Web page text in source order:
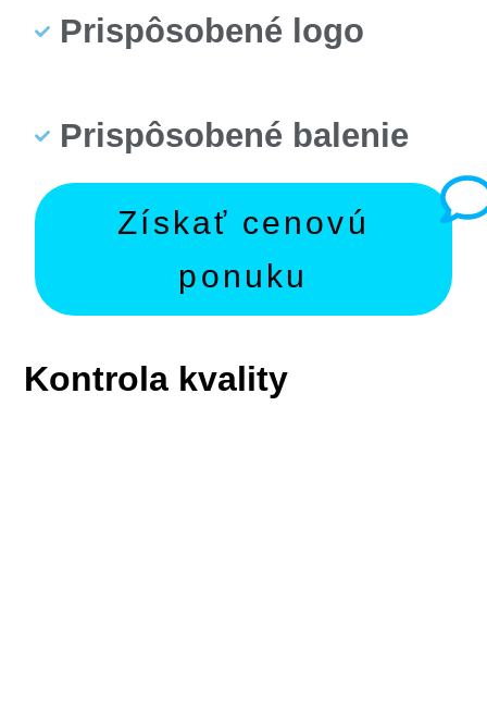
Prispôsobené logo
Prispôsobené balenie
Získať cenovú
ponuku
Kontrola kvality